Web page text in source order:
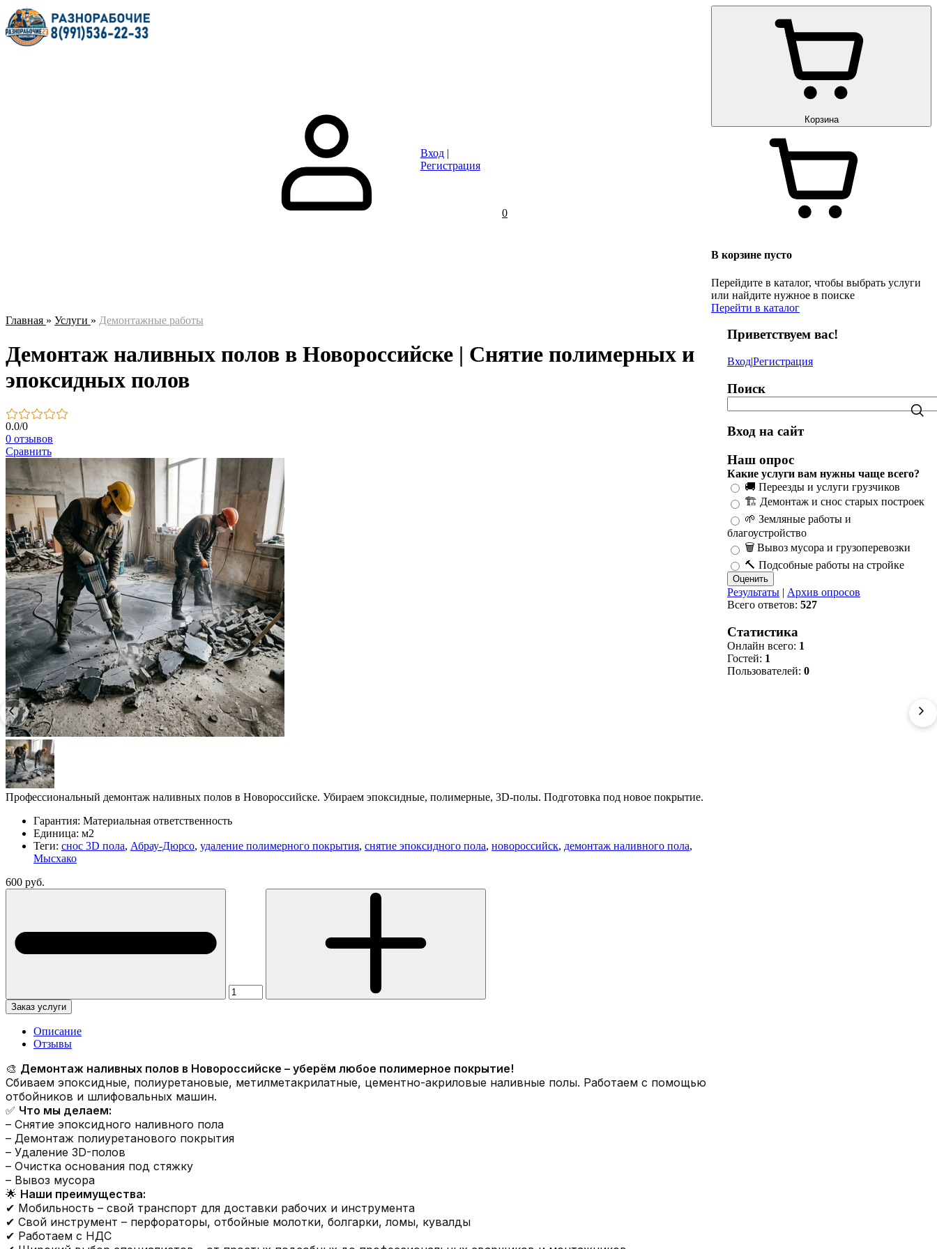
Вход|
Регистрация
0
Корзина
В корзине пусто
Перейдите в каталог, чтобы выбрать услуги
или найдите нужное в поиске
Перейти в каталог
Главная » Услуги » Демонтажные работы
Демонтаж наливных полов в Новороссийске | Снятие полимерных и
эпоксидных полов
0.0/0
0 отзывов
Сравнить
Профессиональный демонтаж наливных полов в Новороссийске. Убираем эпоксидные, полимерные, 3D-полы. Подготовка под новое покрытие.
Гарантия: Материальная ответственность
Единица: м2
Теги: снос 3D пола, Абрау-Дюрсо, удаление полимерного покрытия, снятие эпоксидного пола, новороссийск, демонтаж наливного пола,
Мысхако
600 руб.
Заказ услуги
Описание
Отзывы
🎨 Демонтаж наливных полов в Новороссийске – уберём любое полимерное покрытие!
Сбиваем эпоксидные, полиуретановые, метилметакрилатные, цементно-акриловые наливные полы. Работаем с помощью
отбойников и шлифовальных машин.
✅ Что мы делаем:
– Снятие эпоксидного наливного пола
– Демонтаж полиуретанового покрытия
– Удаление 3D-полов
– Очистка основания под стяжку
– Вывоз мусора
🌟 Наши преимущества:
✔ Мобильность – свой транспорт для доставки рабочих и инструмента
✔ Свой инструмент – перфораторы, отбойные молотки, болгарки, ломы, кувалды
✔ Работаем с НДС
Приветствуем вас!
Вход|Регистрация
Поиск
Вход на сайт
Наш опрос
Какие услуги вам нужны чаще всего?
🚚 Переезды и услуги грузчиков
🏗️ Демонтаж и снос старых построек
🌱 Земляные работы и
благоустройство
🗑️ Вывоз мусора и грузоперевозки
🔨 Подсобные работы на стройке
Результаты | Архив опросов
Всего ответов: 527
Статистика
Онлайн всего: 1
Гостей: 1
Пользователей: 0